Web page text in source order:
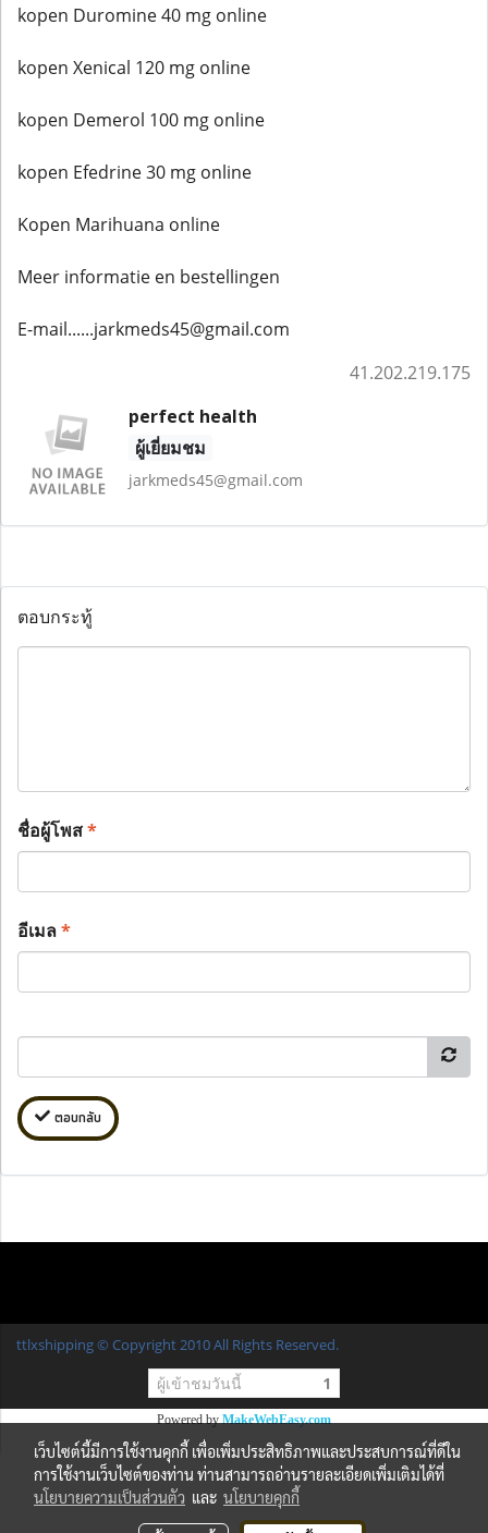
kopen Duromine 40 mg online
kopen Xenical 120 mg online
kopen Demerol 100 mg online
kopen Efedrine 30 mg online
Kopen Marihuana online
Meer informatie en bestellingen
E-mail......jarkmeds45@gmail.com
41.202.219.175
perfect health
ผู้เยี่ยมชม
jarkmeds45@gmail.com
ตอบกระทู้
ชื่อผู้โพส*
อีเมล*
ตอบกลับ
ttlxshipping © Copyright 2010 All Rights Reserved.
ผู้เข้าชมวันนี้ 1
Powered by MakeWebEasy.com
เว็บไซต์นี้มีการใช้งานคุกกี้ เพื่อเพิ่มประสิทธิภาพและประสบการณ์ที่ดีใน
การใช้งานเว็บไซต์ของท่าน ท่านสามารถอ่านรายละเอียดเพิ่มเติมได้ที่
นโยบายความเป็นส่วนตัว และ นโยบายคุกกี้